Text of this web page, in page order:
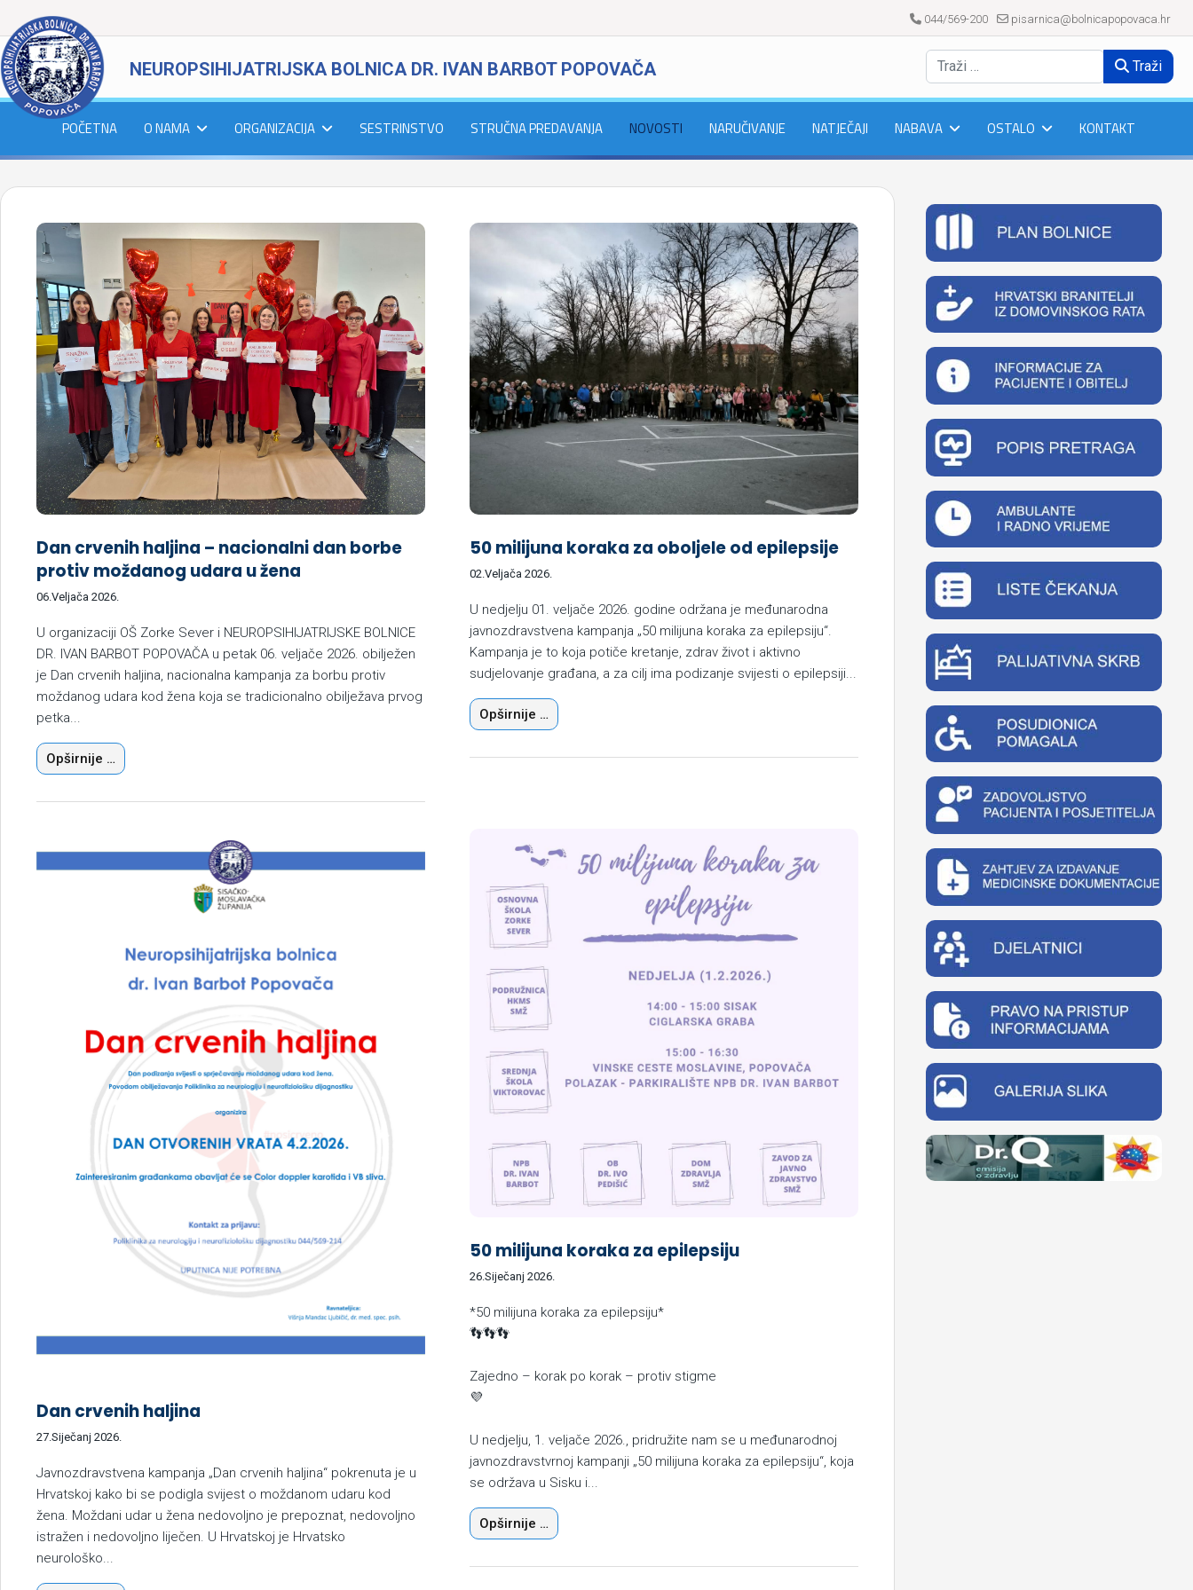
044/569-200 pisarnica@bolnicapopovaca.hr
NEUROPSIHIJATRIJSKA BOLNICA DR. IVAN BARBOT POPOVAČA Traži
POČETNA O NAMA ORGANIZACIJA SESTRINSTVO STRUČNA PREDAVANJA NOVOSTI NARUČIVANJE NATJEČAJI NABAVA OSTALO KONTAKT
Dan crvenih haljina – nacionalni dan borbe
protiv moždanog udara u žena
06.Veljača 2026.
U organizaciji OŠ Zorke Sever i NEUROPSIHIJATRIJSKE BOLNICE
DR. IVAN BARBOT POPOVAČA u petak 06. veljače 2026. obilježen
je Dan crvenih haljina, nacionalna kampanja za borbu protiv
moždanog udara kod žena koja se tradicionalno obilježava prvog
petka...
Opširnije …
50 milijuna koraka za oboljele od epilepsije
02.Veljača 2026.
U nedjelju 01. veljače 2026. godine održana je međunarodna
javnozdravstvena kampanja „50 milijuna koraka za epilepsiju“.
Kampanja je to koja potiče kretanje, zdrav život i aktivno
sudjelovanje građana, a za cilj ima podizanje svijesti o epilepsiji...
Opširnije …
Dan crvenih haljina
27.Siječanj 2026.
Javnozdravstvena kampanja „Dan crvenih haljina“ pokrenuta je u
Hrvatskoj kako bi se podigla svijest o moždanom udaru kod
žena. Moždani udar u žena nedovoljno je prepoznat, nedovoljno
istražen i nedovoljno liječen. U Hrvatskoj je Hrvatsko
neurološko...
50 milijuna koraka za epilepsiju
26.Siječanj 2026.
*50 milijuna koraka za epilepsiju*
👣👣👣
Zajedno – korak po korak – protiv stigme
💜
U nedjelju, 1. veljače 2026., pridružite nam se u međunarodnoj
javnozdravstvrnoj kampanji „50 milijuna koraka za epilepsiju“, koja
se održava u Sisku i...
Opširnije …